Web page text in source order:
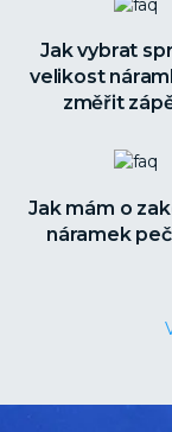
Jak vybrat
velikost
změřit
Jak mám o
náramek